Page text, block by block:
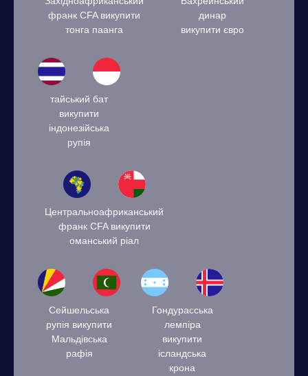
франк CFA викупити
тонга паанга
динар
викупити євро
тайський бат
викупити
індонезійська
рупія
Центральноафриканський
франк CFA викупити
оманський ріал
Сейшельська
рупія викупити
Мальдівська
рафія
Гондурасська
лемпіра
викупити
ісландська
крона